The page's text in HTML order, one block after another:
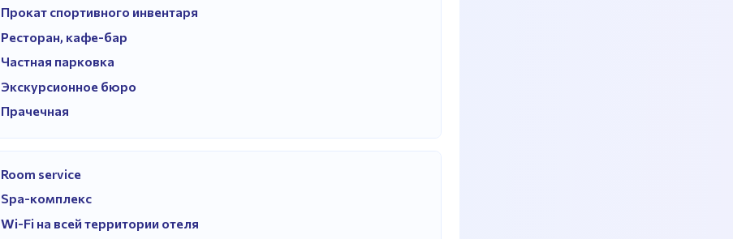
Прокат спортивного инвентаря
Ресторан, кафе-бар
Частная парковка
Экскурсионное бюро
Прачечная
Room service
Spa-комплекс
Wi-Fi на всей территории отеля